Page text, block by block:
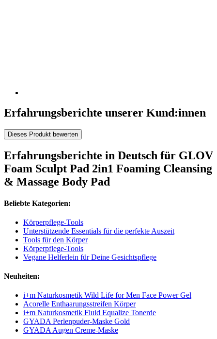
Erfahrungsberichte unserer Kund:innen
Dieses Produkt bewerten
Erfahrungsberichte in Deutsch für GLOV
Foam Sculpt Pad 2in1 Foaming Cleansing
& Massage Body Pad
Beliebte Kategorien:
Körperpflege-Tools
Unterstützende Essentials für die perfekte Auszeit
Tools für den Körper
Körperpflege-Tools
Vegane Helferlein für Deine Gesichtspflege
Neuheiten:
i+m Naturkosmetik Wild Life for Men Face Power Gel
Acorelle Enthaarungsstreifen Körper
i+m Naturkosmetik Fluid Equalize Tonerde
GYADA Perlenpuder-Maske Gold
GYADA Augen Creme-Maske